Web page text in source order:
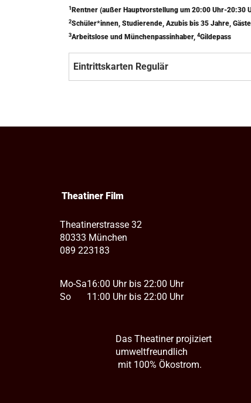
1 Rentner (außer Hauptvorstellung um 20:00 Uhr-20:30
2Schüler*innen, Studierende, Azubis bis 35 Jahre,
3Arbeitslose und Münchenpassinhaber, 4Gildepass
Eintrittskarten Regulär
Theatiner Film
Theatinerstrasse 32
80333 München
089 223183
Mo-Sa
So
16:00 Uhr bis 22:00 Uhr
11:00 Uhr bis 22:00 Uhr
Das Theatiner projiziert
umweltfreundlich
mit 100% Ökostrom.